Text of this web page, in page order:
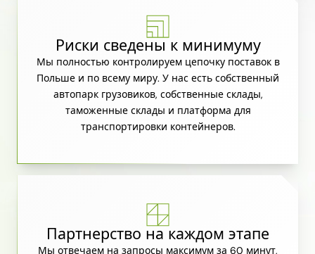
Риски сведены к минимуму
Мы полностью контролируем цепочку поставок в
Польше и по всему миру. У нас есть собственный
автопарк грузовиков, собственные склады,
таможенные склады и платформа для
транспортировки контейнеров.
Партнерство на каждом этапе
Мы отвечаем на запросы максимум за 60 минут,